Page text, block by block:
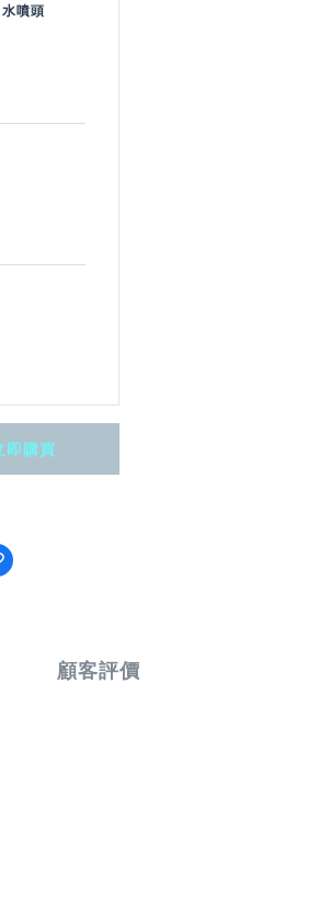
噴頭
即購買
顧客評價